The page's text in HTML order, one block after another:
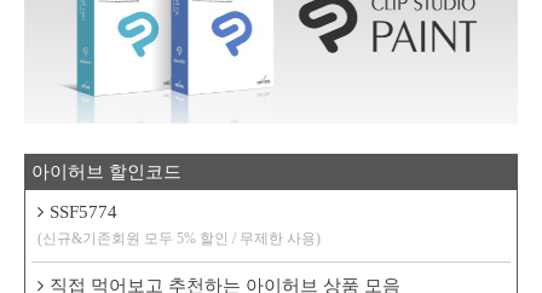
아이허브 할인코드
SSF5774
(신규&기존회원 모두 5% 할인 / 무제한 사용)
직접 먹어보고 추천하는 아이허브 상품 모음